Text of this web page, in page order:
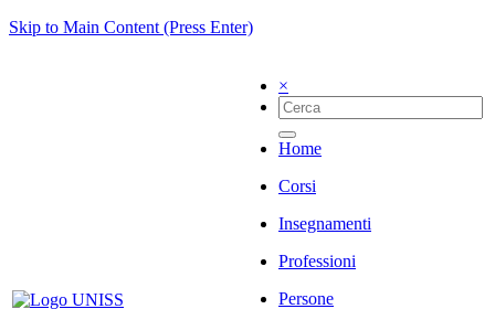
Skip to Main Content (Press Enter)
×
Home
Corsi
Insegnamenti
Professioni
Persone